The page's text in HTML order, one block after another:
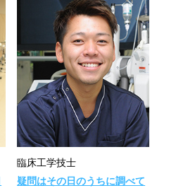
臨床工学技士
疑問はその日のうちに調べて